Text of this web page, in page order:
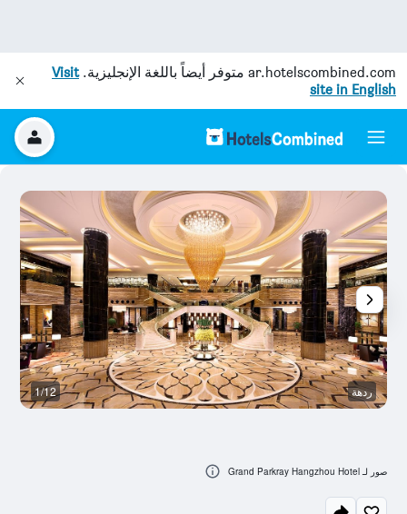
ar.hotelscombined.com متوفر أيضاً باللغة الإنجليزية.Visit
site in English
ردهة 1/12
صور لـ Grand Parkray Hangzhou Hotel